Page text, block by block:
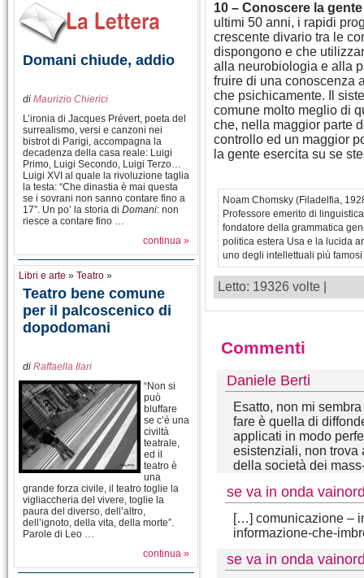
Domani chiude, addio
di Maurizio Chierici
L’ironia di Jacques Prévert, poeta del
surrealismo, versi e canzoni nei
bistrot di Parigi, accompagna la
decadenza della casa reale: Luigi
Primo, Luigi Secondo, Luigi Terzo…
Luigi XVI al quale la rivoluzione taglia
la testa: “Che dinastia è mai questa
se i sovrani non sanno contare fino a
17”. Un po’ la storia di Domani: non
riesce a contare fino …
continua »
Libri e arte » Teatro »
Teatro bene comune
per il palcoscenico di
dopodomani
di Raffaella Ilari
“Non si
può
bluffare
se c’è una
civiltà
teatrale,
ed il
teatro è
una
grande forza civile, il teatro toglie la
vigliaccheria del vivere, toglie la
paura del diverso, dell’altro,
dell’ignoto, della vita, della morte”.
Parole di Leo …
continua »
10 – Conoscere la
ultimi 50 anni, i rapidi
crescente divario tra le
dispongono e che
alla neurobiologia e alla
fruire di una conoscenza
che psichicamente. Il
comune molto meglio di
che, nella maggior parte
controllo ed un maggior
la gente esercita su se
Noam Chomsky (Filadelfia,
Professore emerito di
fondatore della grammatica
politica estera Usa e la lucida
uno degli intellettuali più
Letto: 19326 volte |
Commenti
Daniele Berti
Esatto, non mi
fare è quella di
applicati in modo
esistenziali, non trova
della società dei
se va in onda
[…] comunicazione –
informazione-che-
se va in onda